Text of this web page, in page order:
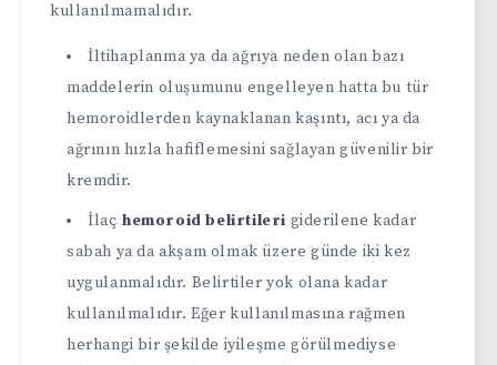
kullanılmamalıdır.
İltihaplanma ya da ağrıya neden olan bazı
maddelerin oluşumunu engelleyen hatta bu tür
hemoroidlerden kaynaklanan kaşıntı, acı ya da
ağrının hızla hafiflemesini sağlayan güvenilir bir
kremdir.
İlaç hemoroid belirtileri giderilene kadar
sabah ya da akşam olmak üzere günde iki kez
uygulanmalıdır. Belirtiler yok olana kadar
kullanılmalıdır. Eğer kullanılmasına rağmen
herhangi bir şekilde iyileşme görülmediyse